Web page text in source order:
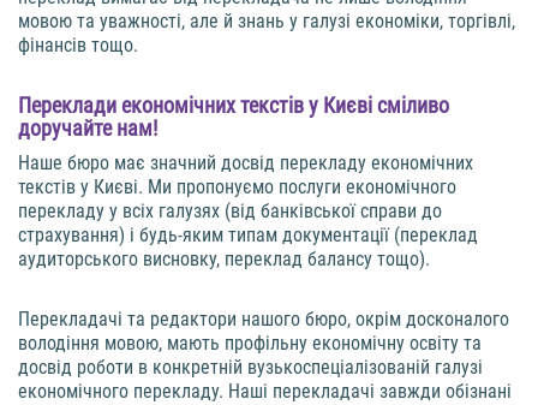
мовою та уважності, але й знань у галузі економіки, торгівлі,
фінансів тощо.
Переклади економічних текстів у Києві сміливо
доручайте нам!
Наше бюро має значний досвід перекладу економічних
текстів у Києві. Ми пропонуємо послуги економічного
перекладу у всіх галузях (від банківської справи до
страхування) і будь-яким типам документації (переклад
аудиторського висновку, переклад балансу тощо).
Перекладачі та редактори нашого бюро, окрім досконалого
володіння мовою, мають профільну економічну освіту та
досвід роботи в конкретній вузькоспеціалізованій галузі
економічного перекладу. Наші перекладачі завжди обізнані